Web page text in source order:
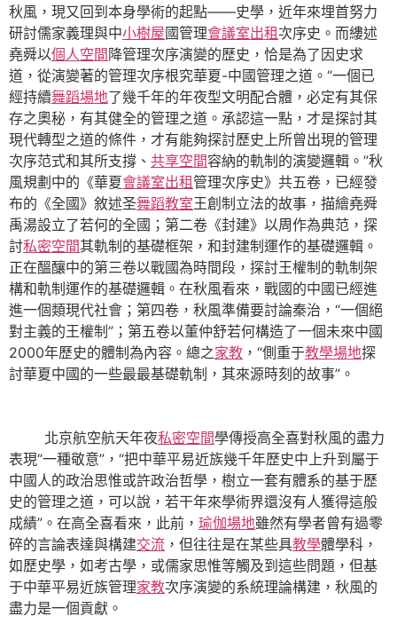
秋風，現又回到本身學術的起點——史學，近年來埋首努力
研討儒家義理與中小樹屋國管理會議室出租次序史。而縷述
堯舜以個人空間 降管理次序演變的歷史，恰是為了因史求
道，從演變著的管理次序根究華夏-中國管理之道。“一個已
經持續舞蹈場地了幾千年的年夜型文明配合體，必定有其保
存之奧秘，有其健全的管理之道。承認這一點，才是探討其
現代轉型之道的條件，才有能夠探討歷史上所曾出現的管理
次序范式和其所支撐、 共享空間容納的軌制的演變邏輯。”秋
風規劃中的《華夏會議室出租管理次序史》共五卷，已經發
布的《全國》敘述圣舞蹈教室王創制立法的故事，描繪堯舜
禹湯設立了若何的全國；第二卷《封建》以周作為典范，探
討私密空間其軌制的基礎框架，和封建制運作的基礎邏輯。
正在醞釀中的第三卷以戰國為時間段，探討王權制的軌制架
構和軌制運作的基礎邏輯。在秋風看來，戰國的中國已經進
進一個類現代社會；第四卷，秋風準備要討論秦治，“一個絕
對主義的王權制”；第五卷以董仲舒若何構造了一個未來中國
2000年歷史的體制為內容。總之家教 ，“側重于教學場地探
討華夏中國的一些最最基礎軌制，其來源時刻的故事”。
北京航空航天年夜私密空間學傳授高全喜對秋風的盡力
表現“一種敬意”，“把中華平易近族幾千年歷史中上升到屬于
中國人的政治思惟或許政治哲學，樹立一套有體系的基于歷
史的管理之道，可以說，若干年來學術界還沒有人獲得這般
成績”。在高全喜看來，此前， 瑜伽場地雖然有學者曾有過零
碎的言論表達與構建交流 ，但往往是在某些具教學體學科，
如歷史學，如考古學，或儒家思惟等觸及到這些問題，但基
于中華平易近族管理家教次序演變的系統理論構建，秋風的
盡力是一個貢獻。